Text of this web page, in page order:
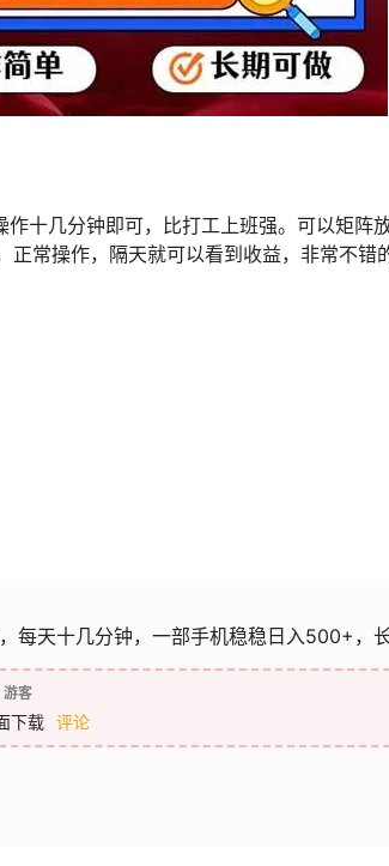
十几分钟即可，比打工上班强。可以矩阵
常操作，隔天就可以看到收益，非常不
每天十几分钟，一部手机稳稳日入500+，
游客
下载 评论